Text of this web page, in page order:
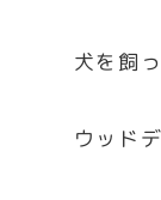
犬を飼
ウッド